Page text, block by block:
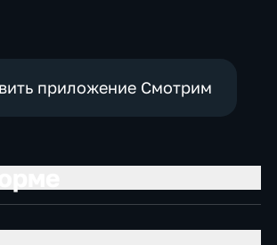
приложение Смотрим